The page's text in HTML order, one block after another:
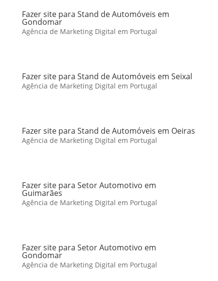
Fazer site para Stand de Automóveis em
Gondomar
Agência de Marketing Digital em Portugal
Fazer site para Stand de Automóveis em Seixal
Agência de Marketing Digital em Portugal
Fazer site para Stand de Automóveis em Oeiras
Agência de Marketing Digital em Portugal
Fazer site para Setor Automotivo em
Guimarães
Agência de Marketing Digital em Portugal
Fazer site para Setor Automotivo em
Gondomar
Agência de Marketing Digital em Portugal